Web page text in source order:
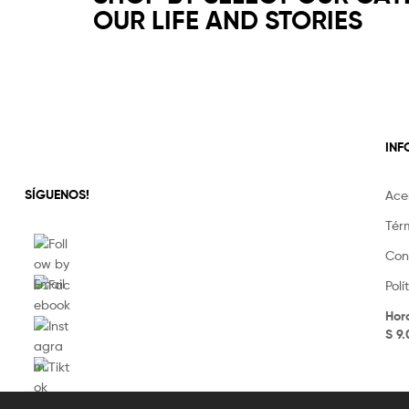
OUR LIFE AND STORIES
SÍGUENOS!
S